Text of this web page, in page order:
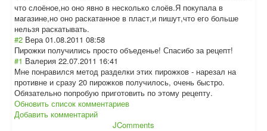
что слоёное,но оно явно в несколько слоёв.Я покупала в
магазине,но оно раскатанное в пласт,и пишут,что его больше
нельзя раскатывать.
#2 Вера 01.08.2011 08:58
Пирожки получились просто объеденье! Спасибо за рецепт!
#1 Валерия 22.07.2011 16:41
Мне понравился метод разделки этих пирожков - нарезал на
противне и сразу 20 пирожков получилось, очень быстро.
Обязательно попробую приготовить по этому рецепту.
Обновить список комментариев
Добавить комментарий
JComments